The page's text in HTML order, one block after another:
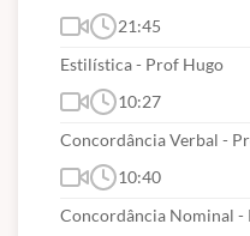
21:45
Estilística - Prof Hugo
10:27
Concordância Verbal -
10:40
Concordância Nominal -